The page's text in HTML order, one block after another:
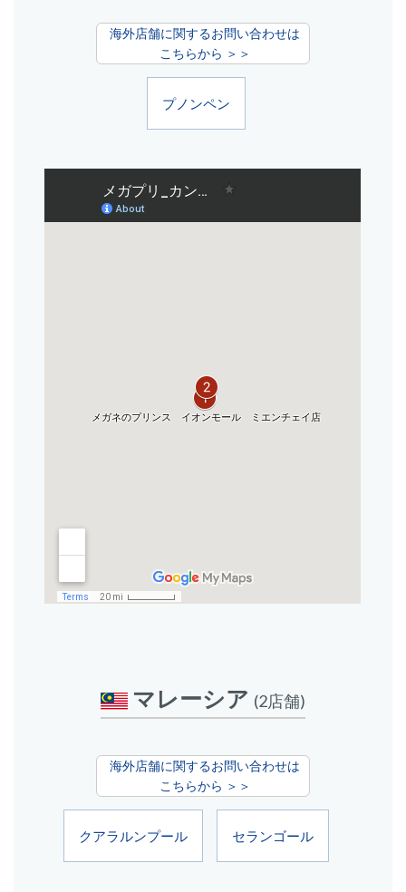
海外店舗に関するお問い合わせは
こちらから ＞＞
プノンペン
マレーシア (2店舗)
海外店舗に関するお問い合わせは
こちらから ＞＞
クアラルンプール セランゴール